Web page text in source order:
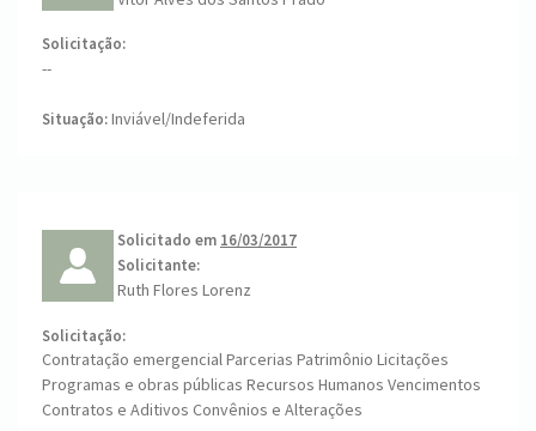
Solicitação:
--
Situação:Inviável/Indeferida
Solicitado em 16/03/2017
Solicitante:
Ruth Flores Lorenz
Solicitação:
Contratação emergencial Parcerias Patrimônio Licitações
Programas e obras públicas Recursos Humanos Vencimentos
Contratos e Aditivos Convênios e Alterações